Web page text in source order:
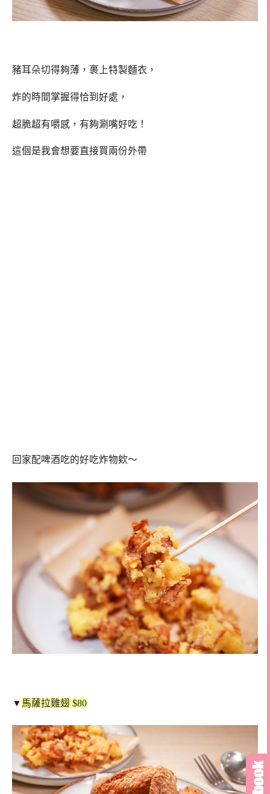
豬耳朵切得夠薄，裹上特製麵衣，
炸的時間掌握得恰到好處，
超脆超有嚼感，有夠涮嘴好吃！
這個是我會想要直接買兩份外帶
回家配啤酒吃的好吃炸物欸～
▼ 馬薩拉雞翅 $80